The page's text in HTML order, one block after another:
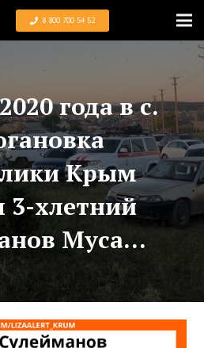
8 800 700 54 52
года в с.
Крым
3-хлетний
Муса…